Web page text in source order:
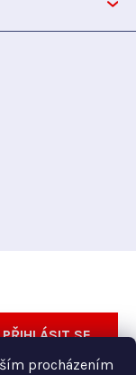
procházením
informace
PŘIHLÁSIT SE